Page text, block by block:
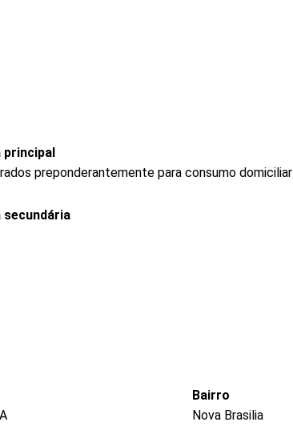
principal
preponderantemente para consumo domiciliar
secundária
Bairro
Nova Brasilia